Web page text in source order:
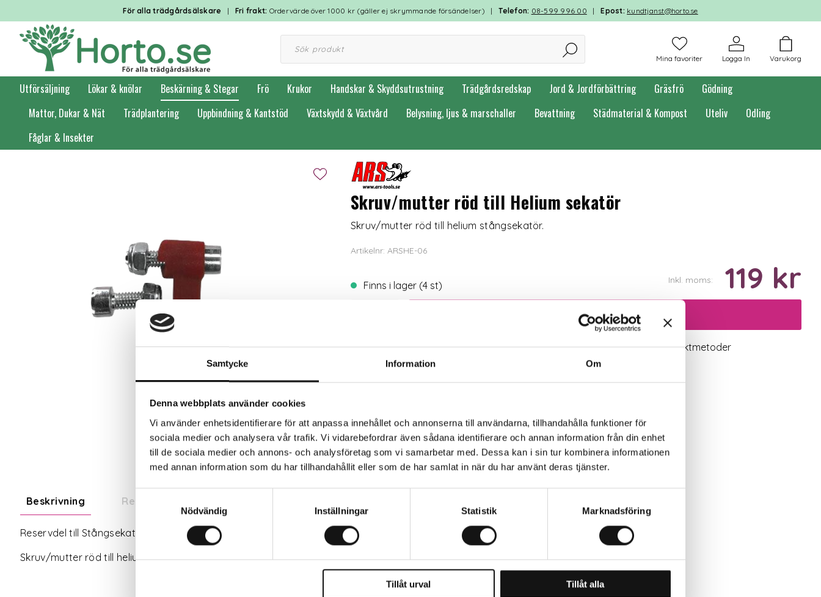
Samtycke Information Om
Denna webbplats använder cookies
Vi använder enhetsidentifierare för att anpassa innehållet och annonserna till användarna, tillhandahålla funktioner för
sociala medier och analysera vår trafik. Vi vidarebefordrar även sådana identifierare och annan information från din enhet
till de sociala medier och annons- och analysföretag som vi samarbetar med. Dessa kan i sin tur kombinera informationen
med annan information som du har tillhandahållit eller som de har samlat in när du har använt deras tjänster.
Nödvändig
Inställningar Statistik Marknadsföring
Tillåt urval Tillåt alla
För alla trädgårdsälskare | Fri frakt: Ordervärde över 1000 kr (gäller ej skrymmande försändelser) |Telefon: 08-599 996 00 |Epost: kundtjanst@horto.se
Varukorg
Logga In
Mina favoriter
Utförsäljning Lökar & knölar Beskärning & Stegar Frö Krukor Handskar & Skyddsutrustning Trädgårdsredskap Jord & Jordförbättring Gräsfrö
Gödning
Mattor, Dukar & Nät
Trädplantering Uppbindning & Kantstöd Växtskydd & Växtvård Belysning, ljus & marschaller Bevattning Städmaterial & Kompost Uteliv
Odling
Fåglar & Insekter
Förstasidan Beskärning & Stegar
Skruv/mutter röd till Helium sekatör
Skruv/mutter röd till helium stångsekatör.
Artikelnr: ARSHE-06
Finns i lager (4 st) Inkl. moms: 119 kr
Lägg i varukorgen
Trygg betalning Ekologiskt utbud Valbara fraktmetoder
Beskrivning Recensioner
Reservdel till Stångsekatör Power Helium & Stångsekatör Helium Plus.
Skruv/mutter röd till helium stångsekatör.